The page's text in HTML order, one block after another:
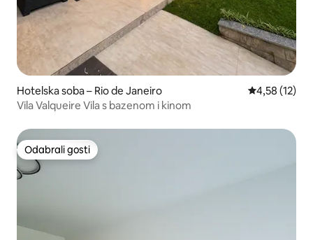
Hotelska soba – Rio de Janeiro Prosječna
4,58 (12)
Vila Valqueire Vila s bazenom i kinom
Odabrali gosti
Odabrali gosti